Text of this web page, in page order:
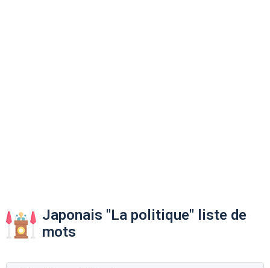
Japonais "La politique" liste de
mots